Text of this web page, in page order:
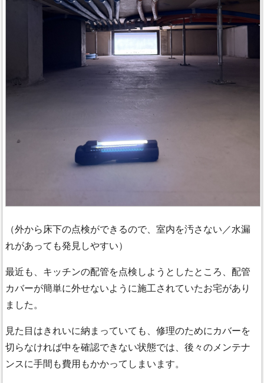
（外から床下の点検ができるので、室内を汚さない／水漏
れがあっても発見しやすい）
最近も、キッチンの配管を点検しようとしたところ、配管
カバーが簡単に外せないように施工されていたお宅があり
ました。
見た目はきれいに納まっていても、修理のためにカバーを
切らなければ中を確認できない状態では、後々のメンテナ
ンスに手間も費用もかかってしまいます。